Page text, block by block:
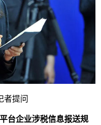
者提问
平台企业涉税信息报送规